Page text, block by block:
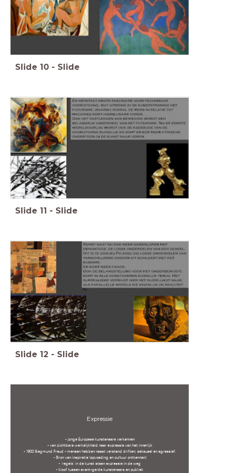
Slide 10 - Slide
Slide 11 - Slide
Slide 12 - Slide
Expressie
- jonge Europese kunstenaars verkennen
- van zichtbare werkelijkheid naar expressie van het innerlijk
- 1900 Siegmund Freud - mensen hebben naast verstand driften; seksueel en agressief.
- Bron van inspiratie (opvoeding en cultuur ontkennen)
- 'regels' in de kunst staan expressie in de weg
- kloof tussen avant-garde kunstenaars en publiek